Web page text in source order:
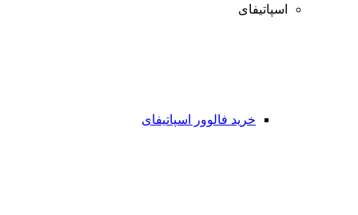
اسپاتیفای
خرید فالوور اسپاتیفای